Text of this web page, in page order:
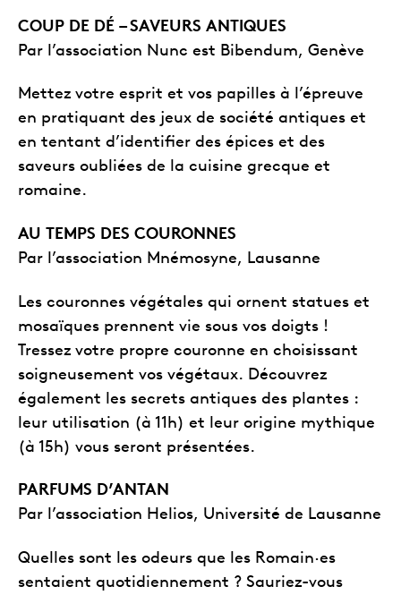
COUP DE DÉ – SAVEURS ANTIQUES
Par l’association Nunc est Bibendum, Genève
Mettez votre esprit et vos papilles à l’épreuve
en pratiquant des jeux de société antiques et
en tentant d’identifier des épices et des
saveurs oubliées de la cuisine grecque et
romaine.
AU TEMPS DES COURONNES
Par l’association Mnémosyne, Lausanne
Les couronnes végétales qui ornent statues et
mosaïques prennent vie sous vos doigts !
Tressez votre propre couronne en choisissant
soigneusement vos végétaux. Découvrez
également les secrets antiques des plantes :
leur utilisation (à 11h) et leur origine mythique
(à 15h) vous seront présentées.
PARFUMS D’ANTAN
Par l’association Helios, Université de Lausanne
Quelles sont les odeurs que les Romain·es
sentaient quotidiennement ? Sauriez-vous